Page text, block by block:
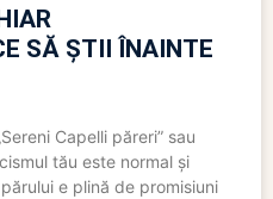
SĂ ȘTII ÎNAINTE
Capelli păreri” sau
tău este normal și
e plină de promisiuni